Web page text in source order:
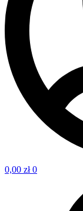
0,00 zł 0